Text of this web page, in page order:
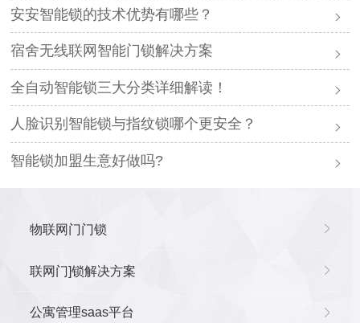
安安智能锁的技术优势有哪些？
宿舍无线联网智能门锁解决方案
全自动智能锁三大分类详细解读！
人脸识别智能锁与指纹锁哪个更安全？
智能锁加盟生意好做吗?
物联网门门锁
联网门]锁解决方案
公寓管理saas平台